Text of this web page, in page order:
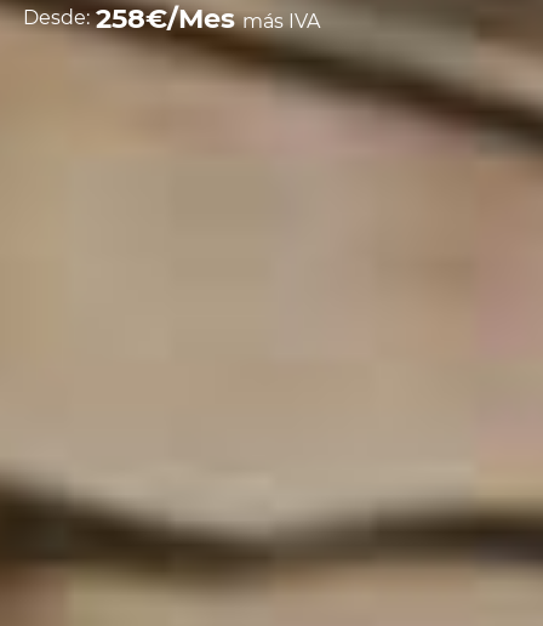
Desde: 258€/Mesmás IVA